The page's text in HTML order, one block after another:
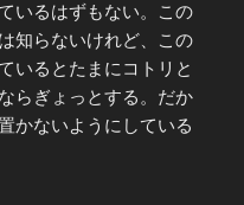
いるはずもない。この
知らないけれど、この
いるとたまにコトリと
らぎょっとする。だか
かないようにしている